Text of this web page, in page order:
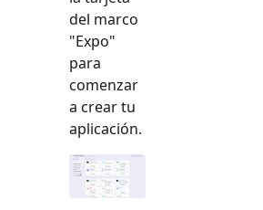
del marco
"Expo"
para
comenzar
a crear tu
aplicación.